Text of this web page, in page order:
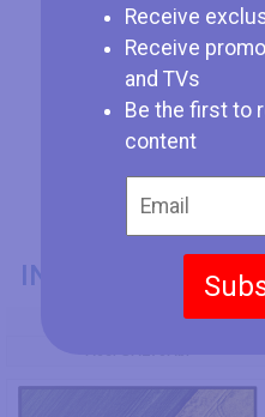
Receive
Receive
and TVs
Be the first to
content
INFORMACIÓN